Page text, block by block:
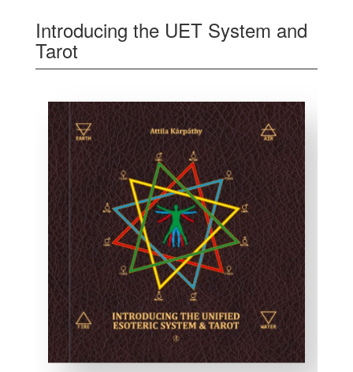
Introducing the UET System and
Tarot